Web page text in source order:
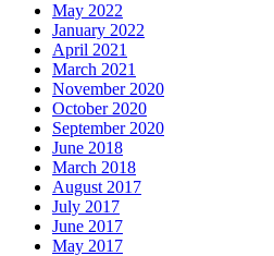
May 2022
January 2022
April 2021
March 2021
November 2020
October 2020
September 2020
June 2018
March 2018
August 2017
July 2017
June 2017
May 2017